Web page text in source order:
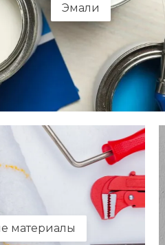
Эмали
материалы